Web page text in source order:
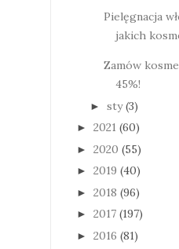
Pielęgnacja
jakich
Zamów
45%!
► sty (3)
► 2021 (60)
► 2020 (55)
► 2019 (40)
► 2018 (96)
► 2017 (197)
► 2016 (81)